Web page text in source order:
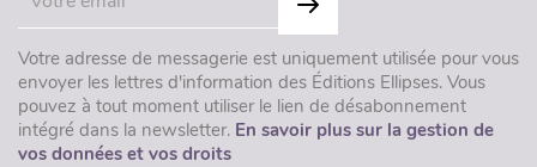
Votre adresse de messagerie est uniquement utilisée pour vous
envoyer les lettres d'information des Éditions Ellipses. Vous
pouvez à tout moment utiliser le lien de désabonnement
intégré dans la newsletter. En savoir plus sur la gestion de
vos données et vos droits